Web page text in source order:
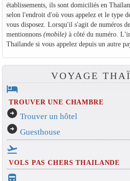
établissements, ils sont domiciliés en
selon l'endroit d'où vous appelez et le type
vous disposez. Lorsqu'il s'agit de numéros
mentionnons (mobile)à côté du numéro.
Thaïlande si vous appelez depuis un autre
VOYAGE
hotel
TROUVER UNE CHAMBRE
arrow_circle_right Trouver un hôtel
arrow_circle_right Guesthouse
flight_takeoff
VOLS PAS CHERS THAILANDE